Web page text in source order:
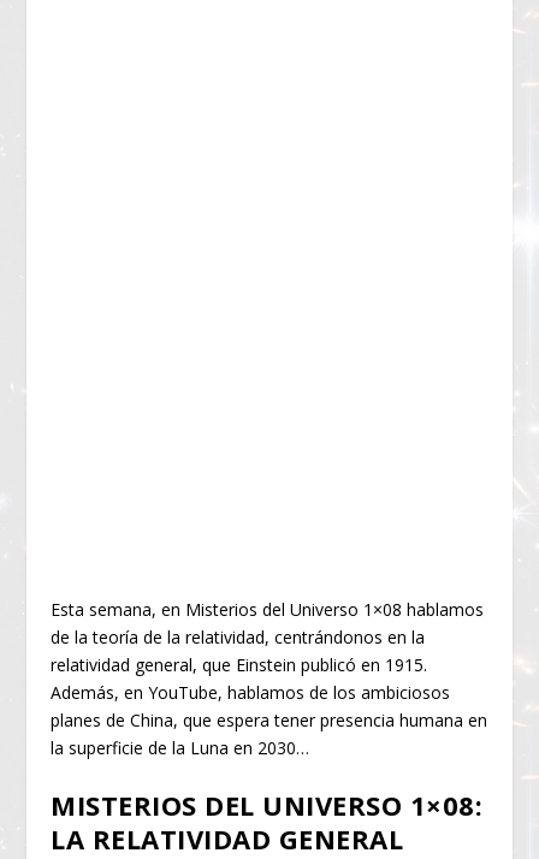
Esta semana, en Misterios del Universo 1×08 hablamos
de la teoría de la relatividad, centrándonos en la
relatividad general, que Einstein publicó en 1915.
Además, en YouTube, hablamos de los ambiciosos
planes de China, que espera tener presencia humana en
la superficie de la Luna en 2030…
MISTERIOS DEL UNIVERSO 1×08:
LA RELATIVIDAD GENERAL